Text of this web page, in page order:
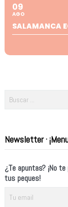
09
AGO
SALAMANCA
Newsletter ·
¿Te apuntas? ¡No
tus peques!